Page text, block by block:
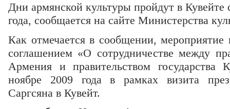
Дни армянской культуры пройдут в Кувейте
года, сообщается на сайте Министерства
Как отмечается в сообщении, мероприятие
соглашением «О сотрудничестве между
Армения и правительством государства
ноябре 2009 года в рамках визита
Саргсяна в Кувейт.